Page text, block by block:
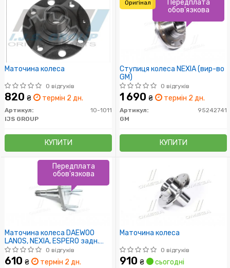
Маточина колеса
0 відгуків
820 ₴ термін 2 дн.
Артикул:
10-1011
IJS GROUP
КУПИТИ
Ступиця колеса NEXIA (вир-во
GM)
0 відгуків
1 690 ₴ термін 2 дн.
Артикул:
95242741
GM
КУПИТИ
Передплата
обов'язкова
Оригінал
Маточина колеса DAEWOO
LANOS, NEXIA, ESPERO задн.
(Цапфа) (без ABS) (RIDER)
0 відгуків
610 ₴ термін 2 дн.
Передплата
обов'язкова
Маточина колеса
0 відгуків
910 ₴ сьогодні